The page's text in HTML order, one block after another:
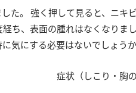
た。 強く押して見ると、ニキ
ち、表面の腫れはなくなりま
気にする必要はないでしょう
症状（しこり・胸